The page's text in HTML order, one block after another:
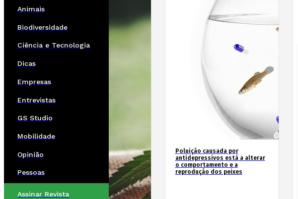
Animais
Biodiversidade
Ciência e Tecnologia
Dicas
Empresas
Entrevistas
GS Studio
Mobilidade
Opinião
Pessoas
Assinar Revista
Poluição causada por
antidepressivos está a alterar
o comportamento e a
reprodução dos peixes